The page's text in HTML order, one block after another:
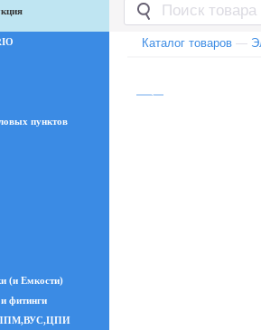
пунктов
(и Емкости)
фитинги
Каталог товаров —